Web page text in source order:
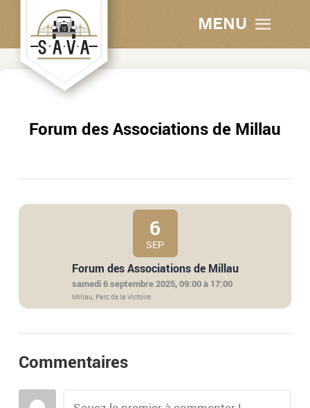
MENU
Forum des Associations de Millau
6
SEP
Forum des Associations de Millau
samedi 6 septembre 2025, 09:00 à 17:00
Millau, Parc de la Victoire
Commentaires